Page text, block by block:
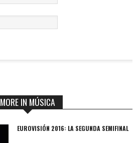
MORE IN MÚSICA
EUROVISIÓN 2016: LA SEGUNDA SEMIFINAL